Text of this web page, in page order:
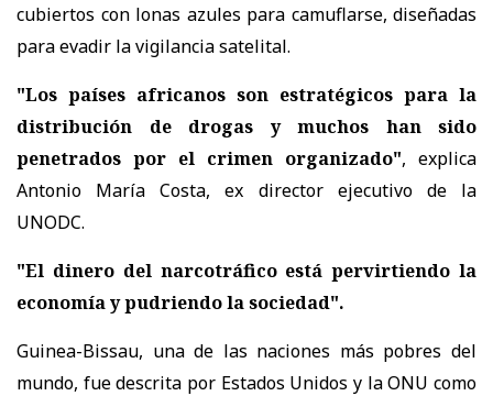
cubiertos con lonas azules para camuflarse, diseñadas
para evadir la vigilancia satelital.
"Los países africanos son estratégicos para la
distribución de drogas y muchos han sido
penetrados por el crimen organizado", explica
Antonio María Costa, ex director ejecutivo de la
UNODC.
"El dinero del narcotráfico está pervirtiendo la
economía y pudriendo la sociedad".
Guinea-Bissau, una de las naciones más pobres del
mundo, fue descrita por Estados Unidos y la ONU como